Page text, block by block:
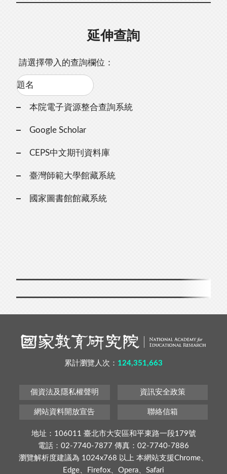
延伸查詢
請選擇帶入的查詢欄位：
本院電子資源整合查詢系統
Google Scholar
CEPS中文期刊資料庫
臺灣師範大學館藏系統
國家圖書館館藏系統
累計瀏覽人次： 124,351,663
個資法及隱私權聲明 資訊安全政策
網站資料開放宣告 聯絡信箱
地址：106011 臺北市大安區和平東路一段179號
電話：02-7740-7877 傳真：02-7740-7886
瀏覽解析度建議為 1024x768 以上 本網站支援Chrome、
Edge、Firefox、Opera、Safari